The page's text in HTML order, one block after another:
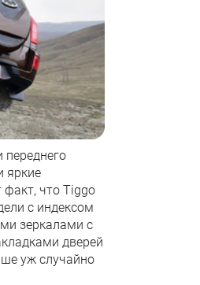
яркие
что Tiggo
с индексом
зеркалами с
дверей
уж случайно